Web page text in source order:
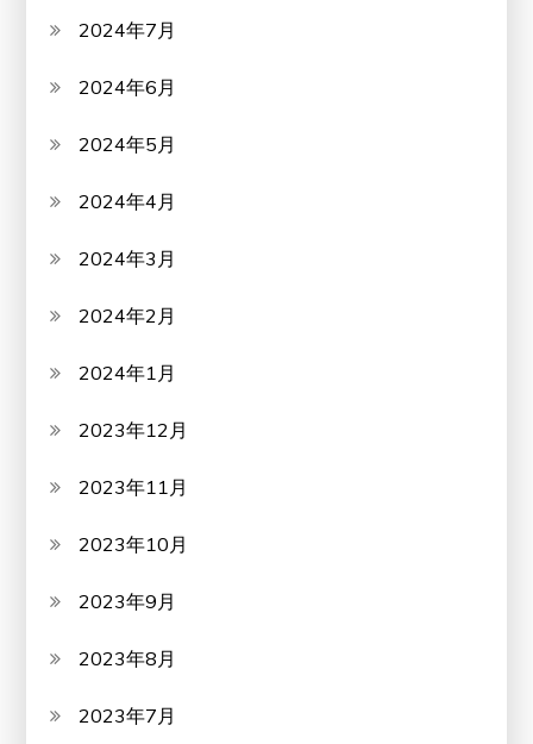
2024年7月
2024年6月
2024年5月
2024年4月
2024年3月
2024年2月
2024年1月
2023年12月
2023年11月
2023年10月
2023年9月
2023年8月
2023年7月